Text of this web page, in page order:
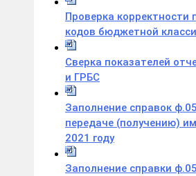
Проверка корректности
кодов бюджетной
Сверка показателей
и ГРБС
Заполнение справок
передаче (получению)
2021 году
Заполнение справки